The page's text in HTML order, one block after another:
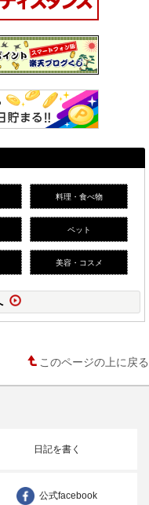
料理・食べ物
ペット
美容・コスメ
このページの上に戻る
日記を書く
公式facebook